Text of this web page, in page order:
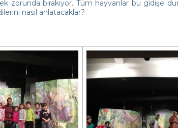
zorunda bırakıyor. Tüm hayvanlar bu gidişe
nasıl anlatacaklar?